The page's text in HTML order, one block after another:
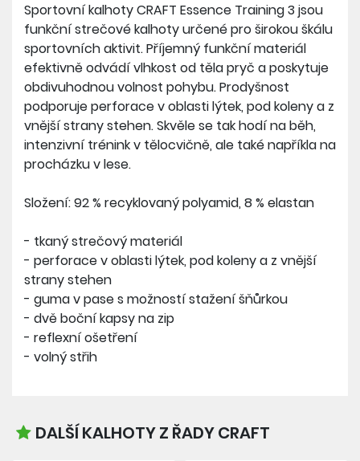
Sportovní kalhoty CRAFT Essence Training 3 jsou
funkční strečové kalhoty určené pro širokou škálu
sportovních aktivit. Příjemný funkční materiál
efektivně odvádí vlhkost od těla pryč a poskytuje
obdivuhodnou volnost pohybu. Prodyšnost
podporuje perforace v oblasti lýtek, pod koleny a z
vnější strany stehen. Skvěle se tak hodí na běh,
intenzivní trénink v tělocvičně, ale také napříkla na
procházku v lese.
Složení: 92 % recyklovaný polyamid, 8 % elastan
- tkaný strečový materiál
- perforace v oblasti lýtek, pod koleny a z vnější
strany stehen
- guma v pase s možností stažení šňůrkou
- dvě boční kapsy na zip
- reflexní ošetření
- volný střih
DALŠÍ KALHOTY Z ŘADY CRAFT